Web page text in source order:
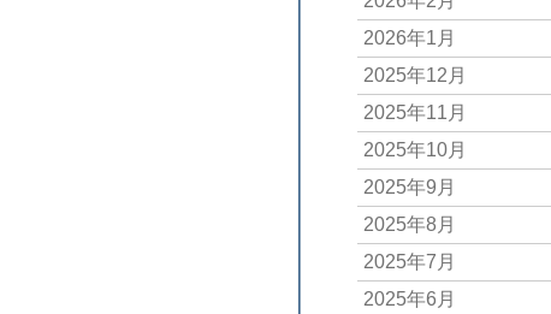
2026年1月
2025年12月
2025年11月
2025年10月
2025年9月
2025年8月
2025年7月
2025年6月